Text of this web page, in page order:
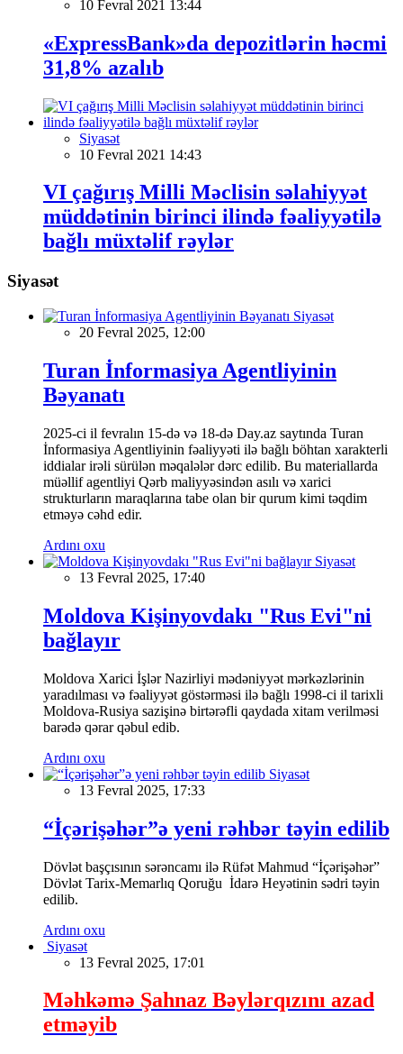
10 Fevral 2021 13:44
«ExpressBank»da depozitlərin həcmi
31,8% azalıb
Siyasət
10 Fevral 2021 14:43
VI çağırış Milli Məclisin səlahiyyət
müddətinin birinci ilində fəaliyyətilə
bağlı müxtəlif rəylər
Siyasət
Siyasət
20 Fevral 2025, 12:00
Turan İnformasiya Agentliyinin
Bəyanatı
2025-ci il fevralın 15-də və 18-də Day.az saytında Turan
İnformasiya Agentliyinin fəaliyyəti ilə bağlı böhtan xarakterli
iddialar irəli sürülən məqalələr dərc edilib. Bu materiallarda
müəllif agentliyi Qərb maliyyəsindən asılı və xarici
strukturların maraqlarına tabe olan bir qurum kimi təqdim
etməyə cəhd edir.
Ardını oxu
Siyasət
13 Fevral 2025, 17:40
Moldova Kişinyovdakı "Rus Evi"ni
bağlayır
Moldova Xarici İşlər Nazirliyi mədəniyyət mərkəzlərinin
yaradılması və fəaliyyət göstərməsi ilə bağlı 1998-ci il tarixli
Moldova-Rusiya sazişinə birtərəfli qaydada xitam verilməsi
barədə qərar qəbul edib.
Ardını oxu
Siyasət
13 Fevral 2025, 17:33
“İçərişəhər”ə yeni rəhbər təyin edilib
Dövlət başçısının sərəncamı ilə Rüfət Mahmud “İçərişəhər”
Dövlət Tarix-Memarlıq Qoruğu İdarə Heyətinin sədri təyin
edilib.
Ardını oxu
Siyasət
13 Fevral 2025, 17:01
Məhkəmə Şahnaz Bəylərqızını azad
etməyib